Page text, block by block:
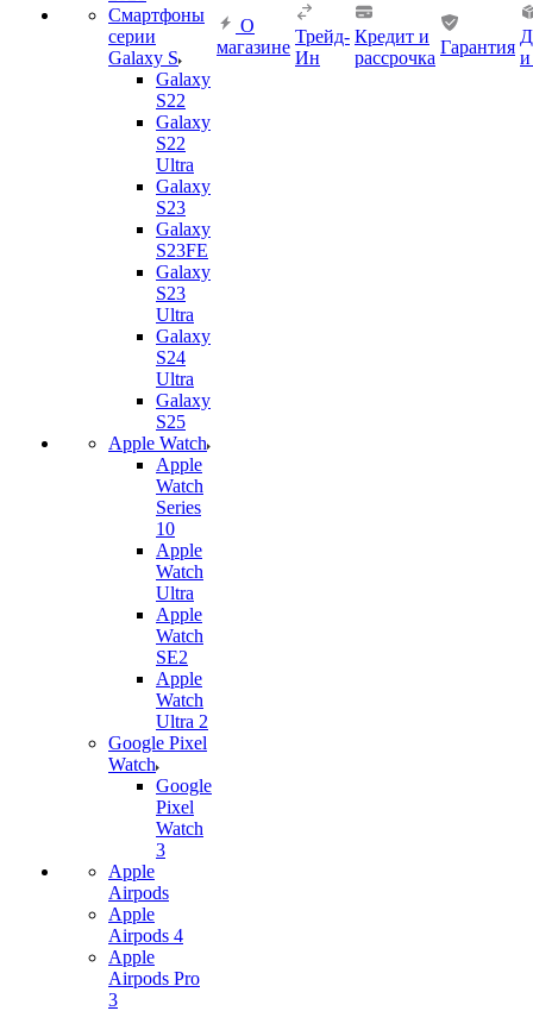
Смартфоны
серии
Galaxy S
Galaxy
S22
Galaxy
S22
Ultra
Galaxy
S23
Galaxy
S23FE
Galaxy
S23
Ultra
Galaxy
S24
Ultra
Galaxy
S25
Apple Watch
Apple
Watch
Series
10
Apple
Watch
Ultra
Apple
Watch
SE2
Apple
Watch
Ultra 2
Google Pixel
Watch
Google
Pixel
Watch
3
Apple
Airpods
Apple
Airpods 4
Apple
Airpods Pro
3
О
магазине
Трейд-
Ин
Кредит и
рассрочка
Гарантия
и